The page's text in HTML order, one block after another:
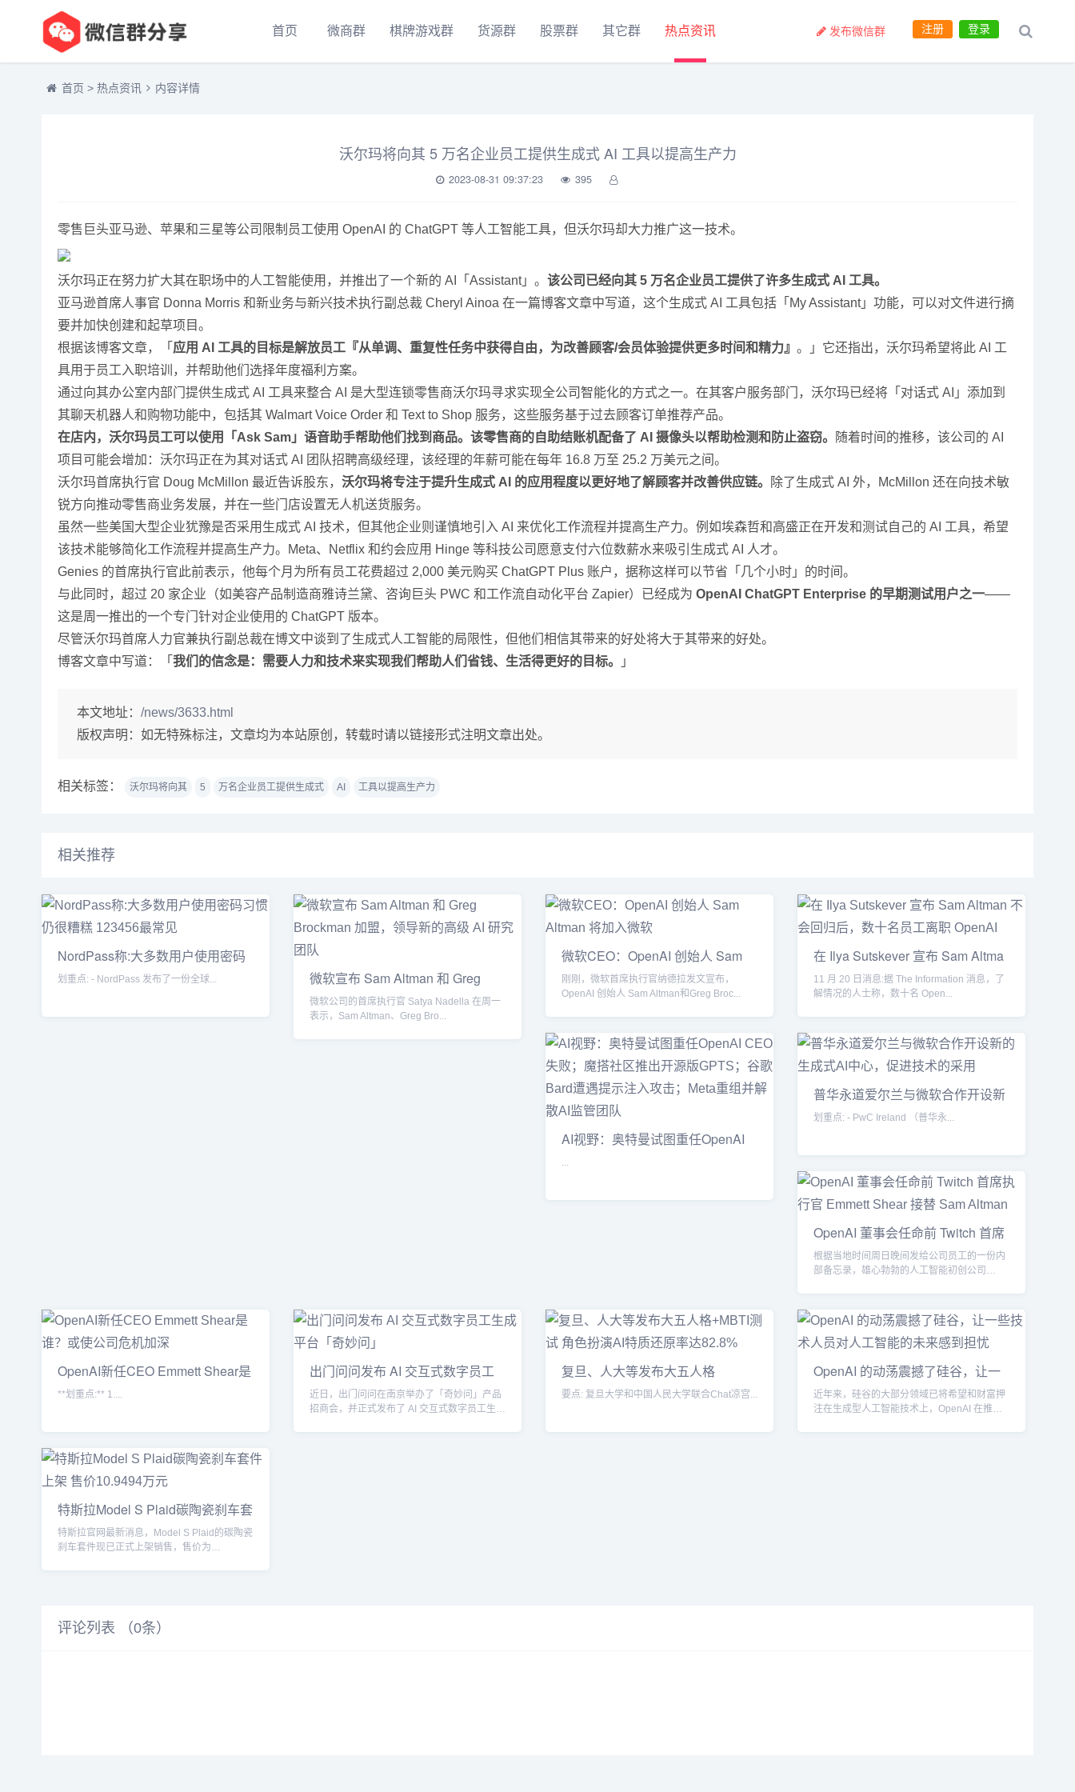
首页 微商群 棋牌游戏群 货源群 股票群 其它群 热点资讯 登录
注册
发布微信群
首页 > 热点资讯 内容详情
沃尔玛将向其 5 万名企业员工提供生成式 AI 工具以提高生产力
2023-08-31 09:37:23 395
零售巨头亚马逊、苹果和三星等公司限制员工使用 OpenAI 的 ChatGPT 等人工智能工具，但沃尔玛却大力推广这一技术。
沃尔玛正在努力扩大其在职场中的人工智能使用，并推出了一个新的 AI「Assistant」。 该公司已经向其 5 万名企业员工提供了许多生成式 AI 工具。
亚马逊首席人事官 Donna Morris 和新业务与新兴技术执行副总裁 Cheryl Ainoa 在一篇博客文章中写道，这个生成式 AI 工具包括「My Assistant」功能，可以对文件进行摘
要并加快创建和起草项目。
根据该博客文章，「 应用 AI 工具的目标是解放员工『从单调、重复性任务中获得自由，为改善顾客/会员体验提供更多时间和精力』 。」它还指出，沃尔玛希望将此 AI 工
具用于员工入职培训，并帮助他们选择年度福利方案。
通过向其办公室内部门提供生成式 AI 工具来整合 AI 是大型连锁零售商沃尔玛寻求实现全公司智能化的方式之一。在其客户服务部门，沃尔玛已经将「对话式 AI」添加到
其聊天机器人和购物功能中，包括其 Walmart Voice Order 和 Text to Shop 服务，这些服务基于过去顾客订单推荐产品。
在店内，沃尔玛员工可以使用「Ask Sam」语音助手帮助他们找到商品。该零售商的自助结账机配备了 AI 摄像头以帮助检测和防止盗窃。
随着时间的推移，该公司的 AI
项目可能会增加：沃尔玛正在为其对话式 AI 团队招聘高级经理，该经理的年薪可能在每年 16.8 万至 25.2 万美元之间。
沃尔玛首席执行官 Doug McMillon 最近告诉股东， 沃尔玛将专注于提升生成式 AI 的应用程度以更好地了解顾客并改善供应链。
除了生成式 AI 外，McMillon 还在向技术敏
锐方向推动零售商业务发展，并在一些门店设置无人机送货服务。
虽然一些美国大型企业犹豫是否采用生成式 AI 技术，但其他企业则谨慎地引入 AI 来优化工作流程并提高生产力。例如埃森哲和高盛正在开发和测试自己的 AI 工具，希望
该技术能够简化工作流程并提高生产力。Meta、Netflix 和约会应用 Hinge 等科技公司愿意支付六位数薪水来吸引生成式 AI 人才。
Genies 的首席执行官此前表示，他每个月为所有员工花费超过 2,000 美元购买 ChatGPT Plus 账户，据称这样可以节省「几个小时」的时间。
与此同时，超过 20 家企业（如美容产品制造商雅诗兰黛、咨询巨头 PWC 和工作流自动化平台 Zapier）已经成为 OpenAI ChatGPT Enterprise 的早期测试用户之一——
这是周一推出的一个专门针对企业使用的 ChatGPT 版本。
尽管沃尔玛首席人力官兼执行副总裁在博文中谈到了生成式人工智能的局限性，但他们相信其带来的好处将大于其带来的好处。
博客文章中写道：「 我们的信念是：需要人力和技术来实现我们帮助人们省钱、生活得更好的目标。 」
本文地址： /news/3633.html
版权声明： 如无特殊标注，文章均为本站原创，转载时请以链接形式注明文章出处。
相关标签： 沃尔玛将向其 5 万名企业员工提供生成式 AI 工具以提高生产力
相关推荐
NordPass称:大多数用户使用密码
习
划重点: - NordPass 发布了一份全球...
微软宣布 Sam Altman 和 Greg
Broc
微软公司的首席执行官 Satya Nadella 在周一
表示，Sam Altman、Greg Bro...
微软CEO：OpenAI 创始人 Sam
Altman
刚刚，微软首席执行官纳德拉发文宣布，
OpenAI 创始人 Sam Altman和Greg Broc...
在 Ilya Sutskever 宣布 Sam Altma
11 月 20 日消息:据 The Information 消息，了
解情况的人士称，数十名 Open...
AI视野：奥特曼试图重任OpenAI
...
普华永道爱尔兰与微软合作开设新
的
划重点: - PwC Ireland （普华永...
OpenAI 董事会任命前 Twitch 首席
根据当地时间周日晚间发给公司员工的一份内
部备忘录，雄心勃勃的人工智能初创公司
OpenAI新任CEO Emmett Shear是
谁？或
**划重点:** 1....
出门问问发布 AI 交互式数字员工
生
近日，出门问问在南京举办了「奇妙问」产品
招商会，并正式发布了 AI 交互式数字员工生成
复旦、人大等发布大五人格
&#x2B;MB
要点: 复旦大学和中国人民大学联合Chat凉宫...
OpenAI 的动荡震撼了硅谷，让一
些技
近年来，硅谷的大部分领域已将希望和财富押
注在生成型人工智能技术上，OpenAI 在推广
特斯拉Model S Plaid碳陶瓷刹车套
特斯拉官网最新消息，Model S Plaid的碳陶瓷
刹车套件现已正式上架销售，售价为
评论列表 （0条）